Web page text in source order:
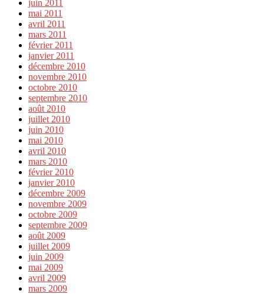
juin 2011
mai 2011
avril 2011
mars 2011
février 2011
janvier 2011
décembre 2010
novembre 2010
octobre 2010
septembre 2010
août 2010
juillet 2010
juin 2010
mai 2010
avril 2010
mars 2010
février 2010
janvier 2010
décembre 2009
novembre 2009
octobre 2009
septembre 2009
août 2009
juillet 2009
juin 2009
mai 2009
avril 2009
mars 2009